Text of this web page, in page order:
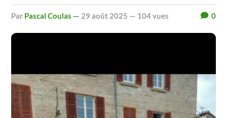
par Pascal Coulas — 29 août 2025 — 104 vues 0